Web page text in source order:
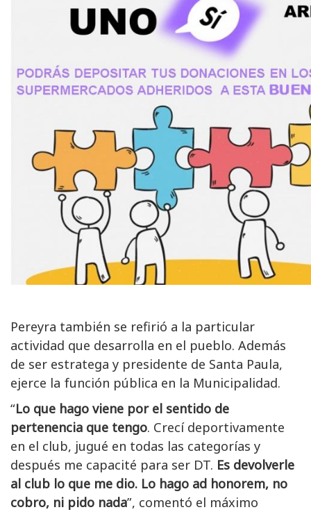
Pereyra también se refirió a la particular
actividad que desarrolla en el pueblo. Además
de ser estratega y presidente de Santa Paula,
ejerce la función pública en la Municipalidad.
“Lo que hago viene por el sentido de
pertenencia que tengo. Crecí deportivamente
en el club, jugué en todas las categorías y
después me capacité para ser DT. Es devolverle
al club lo que me dio. Lo hago ad honorem, no
cobro, ni pido nada”, comentó el máximo